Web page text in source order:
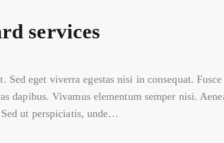
services
eget viverra egestas nisi in consequat. Fusce
Vivamus elementum semper nisi.
ut perspiciatis, unde…